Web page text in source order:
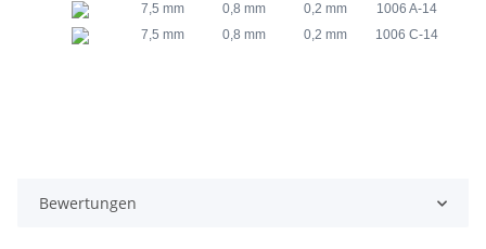
7,5 mm
0,8 mm 0,2 mm
1006 A-14
7,5 mm
0,8 mm 0,2 mm 1006 C-14
Bewertungen